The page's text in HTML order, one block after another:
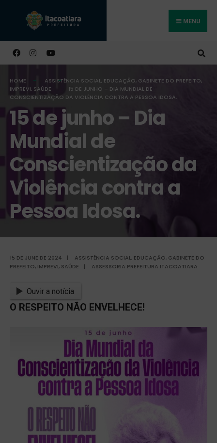
MENU
HOME ASSISTÊNCIA SOCIAL, EDUCAÇÃO, GABINETE DO PREFEITO,
IMPREVI, SAÚDE
15 DE JUNHO – DIA MUNDIAL DE
CONSCIENTIZAÇÃO DA VIOLÊNCIA CONTRA A PESSOA IDOSA.
15 de junho – Dia
Mundial de
Conscientização da
Violência contra a
Pessoa Idosa.
15 DE JUNE DE 2024 | ASSISTÊNCIA SOCIAL, EDUCAÇÃO, GABINETE DO
PREFEITO, IMPREVI, SAÚDE | ASSESSORIA PREFEITURA ITACOATIARA
Ouvir a notícia
O RESPEITO NÃO ENVELHECE!
Buscar